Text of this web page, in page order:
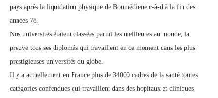
pays après la liquidation physique de Boumédiene c-à-d à la fin des
années 78.
Nos universités étaient classées parmi les meilleures au monde, la
preuve tous ses diplomés qui travaillent en ce moment dans les plus
prestigieuses universités du globe.
Il y a actuellement en France plus de 34000 cadres de la santé toutes
catégories confendues qui travaillent dans des hopitaux et cliniques